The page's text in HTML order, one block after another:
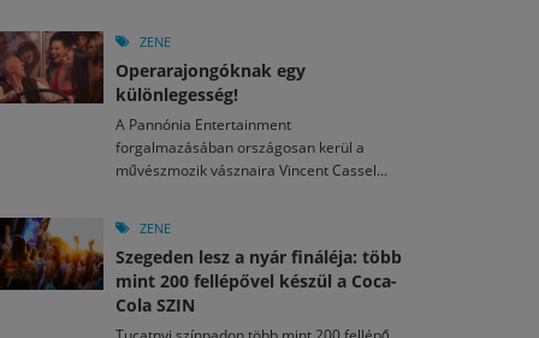
ZENE
Operarajongóknak egy
különlegesség!
A Pannónia Entertainment
forgalmazásában országosan kerül a
művészmozik vásznaira Vincent Cassel...
ZENE
Szegeden lesz a nyár fináléja: több
mint 200 fellépővel készül a Coca-
Cola SZIN